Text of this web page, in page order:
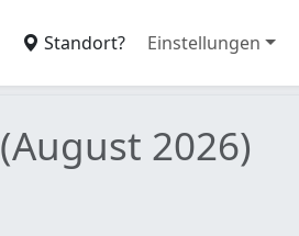
Standort? Einstellungen
(August 2026)